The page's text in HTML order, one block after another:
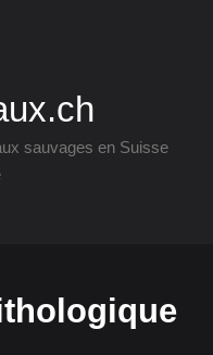
sauvages en Suisse